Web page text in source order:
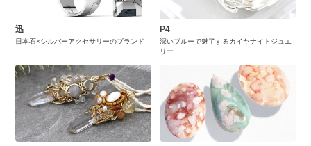
迅
日本石×シルバーアクセサリーのブランド
P4
深いブルーで魅了するカイヤナイトジュエ
リー